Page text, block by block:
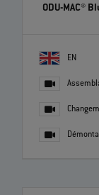
ODU-MAC®